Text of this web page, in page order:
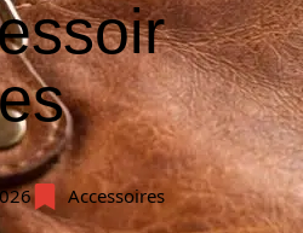
Accessoires